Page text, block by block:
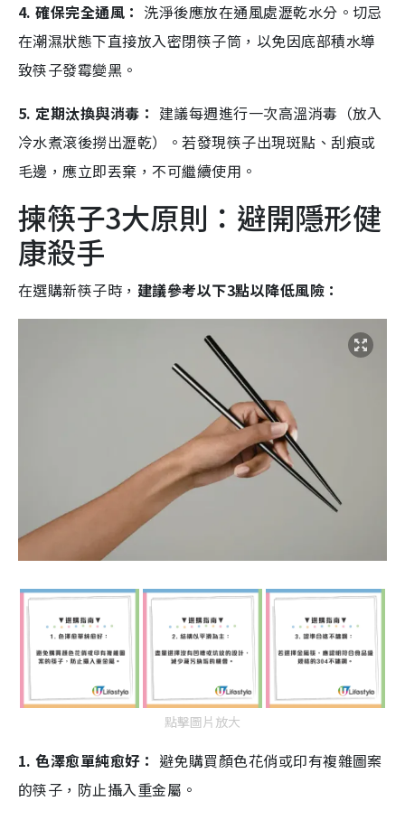
4. 確保完全通風： 洗淨後應放在通風處瀝乾水分。切忌
在潮濕狀態下直接放入密閉筷子筒，以免因底部積水導
致筷子發霉變黑。
5. 定期汰換與消毒： 建議每週進行一次高溫消毒（放入
冷水煮滾後撈出瀝乾）。若發現筷子出現斑點、刮痕或
毛邊，應立即丟棄，不可繼續使用。
揀筷子3大原則：避開隱形健
康殺手
在選購新筷子時， 建議參考以下3點以降低風險：
點擊圖片放大
1. 色澤愈單純愈好： 避免購買顏色花俏或印有複雜圖案
的筷子，防止攝入重金屬。